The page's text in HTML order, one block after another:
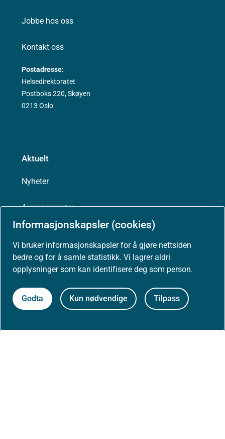
Informasjonskapsler (cookies)
Vi bruker informasjonskapsler for å gjøre nettsiden
bedre og for å samle statistikk. Vi lagrer aldri
opplysninger som kan identifisere deg som person.
Godta Kun nødvendige Tilpass
Jobbe hos oss
Kontakt oss
Postadresse:
Helsedirektoratet
Postboks 220, Skøyen
0213 Oslo
Aktuelt
Nyheter
Arrangementer
Presse